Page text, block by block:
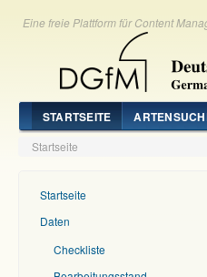
Eine freie Plattform für Content
STARTSEITE
Startseite
Startseite
Daten
Checkliste